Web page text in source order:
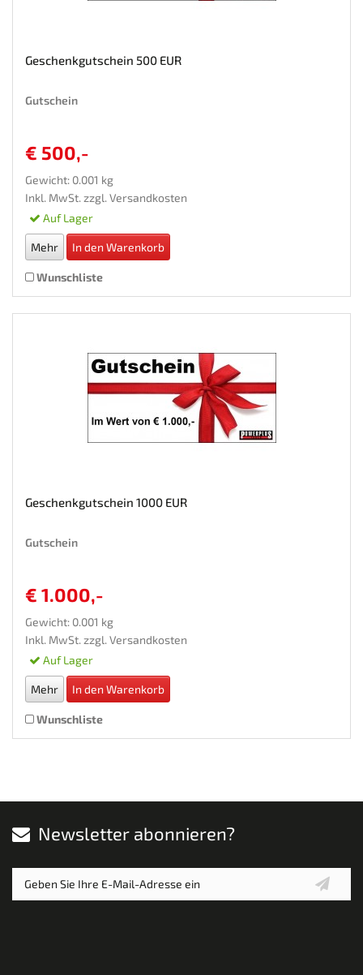
Geschenkgutschein 500 EUR
Gutschein
€ 500,-
Gewicht: 0.001 kg
Inkl. MwSt. zzgl. Versandkosten
Auf Lager
Mehr In den Warenkorb
Wunschliste
Geschenkgutschein 1000 EUR
Gutschein
€ 1.000,-
Gewicht: 0.001 kg
Inkl. MwSt. zzgl. Versandkosten
Auf Lager
Mehr In den Warenkorb
Wunschliste
Newsletter abonnieren?